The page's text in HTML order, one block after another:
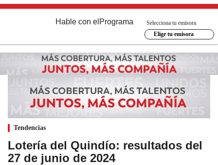
Hable con el Programa
Selecciona tu emisora
Elige tu emisora
Tendencias
Lotería del Quindío: resultados del
27 de junio de 2024